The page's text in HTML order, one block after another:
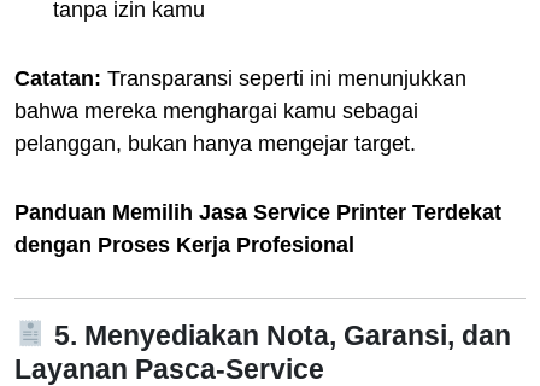
tanpa izin kamu
Catatan: Transparansi seperti ini menunjukkan
bahwa mereka menghargai kamu sebagai
pelanggan, bukan hanya mengejar target.
Panduan Memilih Jasa Service Printer Terdekat
dengan Proses Kerja Profesional
5. Menyediakan Nota, Garansi, dan
Layanan Pasca-Service